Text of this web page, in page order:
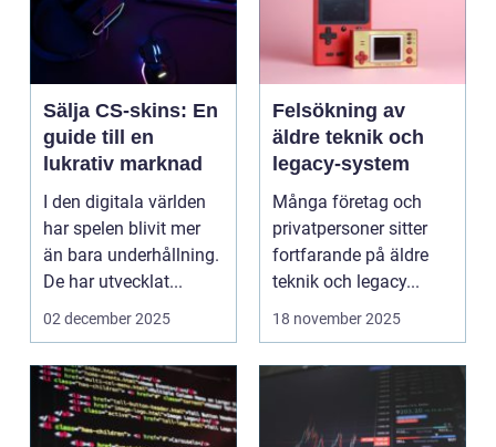
Sälja CS-skins: En
guide till en
lukrativ marknad
I den digitala världen
har spelen blivit mer
än bara underhållning.
De har utvecklat...
02 december 2025
Felsökning av
äldre teknik och
legacy-system
Många företag och
privatpersoner sitter
fortfarande på äldre
teknik och legacy...
18 november 2025